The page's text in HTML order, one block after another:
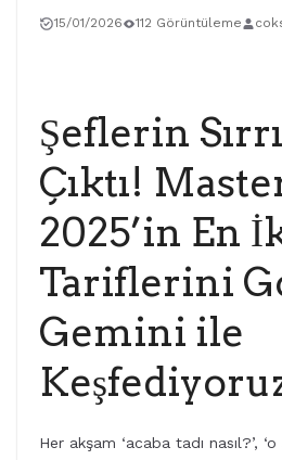
15/01/2026 112 Görüntüleme
Şeflerin
Çıktı!
2025’in En
Tariflerini
Gemini ile
Her akşam ‘acaba tadı nasıl?’,